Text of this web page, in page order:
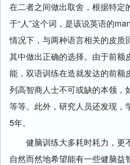
在二者之间做出取舍，根据特定
于“人”这个词，是该说英语的
情况下，与两种语言相关的皮质
其中做出正确的选择。由于前额
能，双语训练在造就发达的前额
列高智商人士不可或缺的本领，
等等。此外，研究人员还发现，
5年。
健脑训练大多耗时耗力，更
自然而然地希望能有一些健脑